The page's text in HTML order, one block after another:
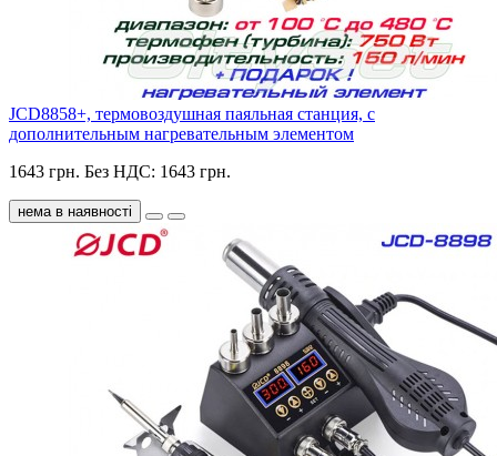
JCD8858+, термовоздушная паяльная станция, c
дополнительным нагревательным элементом
1643 грн. Без НДС: 1643 грн.
нема в наявності